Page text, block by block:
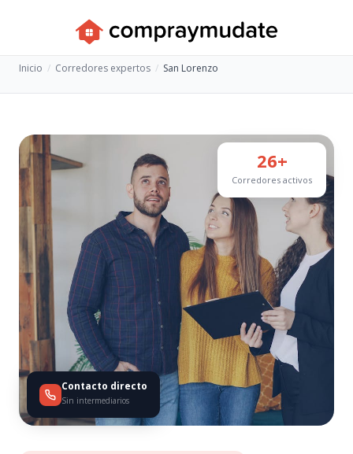
Inicio Corredores expertos San Lorenzo
26+
Corredores activos
Contacto directo
Sin intermediarios